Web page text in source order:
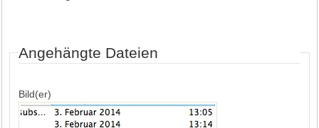
Angehängte Dateien
Bild(er)